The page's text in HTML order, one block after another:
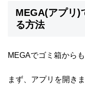
MEGA(アプリ)
る方法
MEGAでゴミ箱から
まず、アプリを開きま